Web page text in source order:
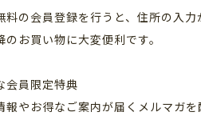
料の会員登録を行うと、住所の入力
のお買い物に大変便利です。
員限定特典
報やお得なご案内が届くメルマガを